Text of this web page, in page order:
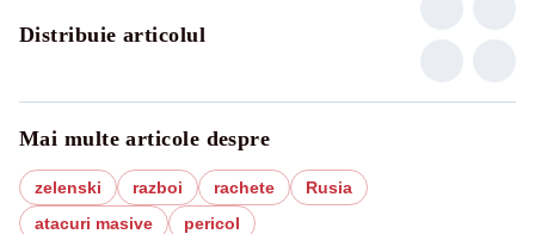
Distribuie articolul
Mai multe articole despre
zelenski razboi rachete
Rusia
atacuri masive
pericol